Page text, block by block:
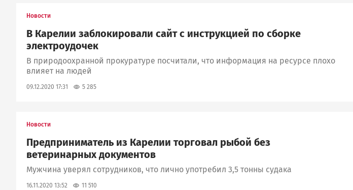
Новости
В Карелии заблокировали сайт с инструкцией по сборке
электроудочек
В природоохранной прокуратуре посчитали, что информация на ресурсе плохо
влияет на людей
09.12.2020 17:31 5 285
Новости
Предприниматель из Карелии торговал рыбой без
ветеринарных документов
Мужчина уверял сотрудников, что лично употребил 3,5 тонны судака
16.11.2020 13:52 11 510